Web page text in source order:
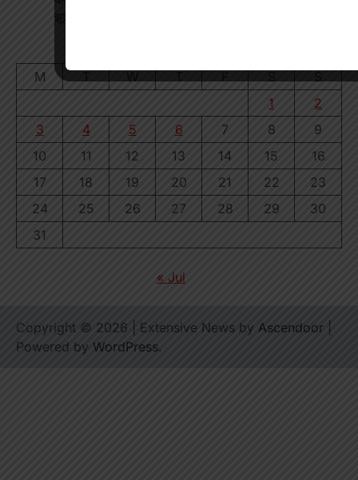
M
1
2
3
4 5 6 7 8
9
10
11 12 13 14 15
16
17
18 19 20 21 22
23
24
25 26 27 28 29
30
31
« Jul
Copyright © 2026 | Extensive News by Ascendoor
Powered by WordPress.